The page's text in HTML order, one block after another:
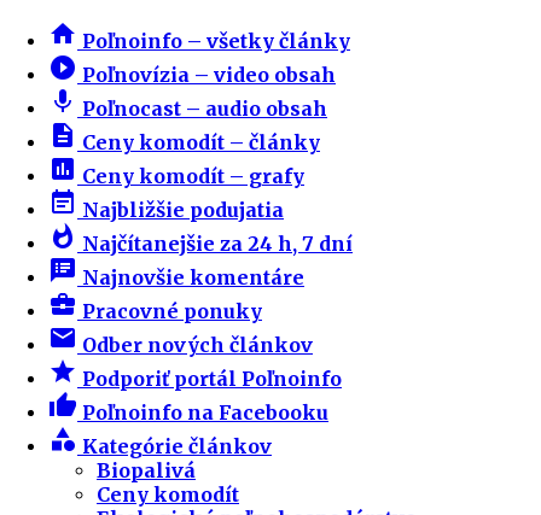
home Poľnoinfo – všetky články
play_circle_filled Poľnovízia – video obsah
mic Poľnocast – audio obsah
description Ceny komodít – články
insert_chart Ceny komodít – grafy
event_note Najbližšie podujatia
whatshot Najčítanejšie za 24 h, 7 dní
speaker_notes Najnovšie komentáre
business_center Pracovné ponuky
email Odber nových článkov
star Podporiť portál Poľnoinfo
thumb_up Poľnoinfo na Facebooku
category Kategórie článkov
Biopalivá
Ceny komodít